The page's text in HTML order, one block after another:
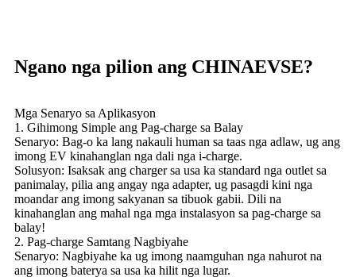
Ngano nga pilion ang CHINAEVSE?
Mga Senaryo sa Aplikasyon
1. Gihimong Simple ang Pag-charge sa Balay
Senaryo: Bag-o ka lang nakauli human sa taas nga adlaw, ug ang
imong EV kinahanglan nga dali nga i-charge.
Solusyon: Isaksak ang charger sa usa ka standard nga outlet sa
panimalay, pilia ang angay nga adapter, ug pasagdi kini nga
moandar ang imong sakyanan sa tibuok gabii. Dili na
kinahanglan ang mahal nga mga instalasyon sa pag-charge sa
balay!
2. Pag-charge Samtang Nagbiyahe
Senaryo: Nagbiyahe ka ug imong naamguhan nga nahurot na
ang imong baterya sa usa ka hilit nga lugar.